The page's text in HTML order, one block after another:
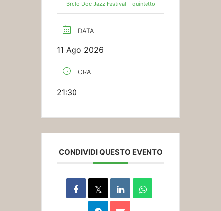
Brolo Doc Jazz Festival – quintetto
DATA
11 Ago 2026
ORA
21:30
CONDIVIDI QUESTO EVENTO